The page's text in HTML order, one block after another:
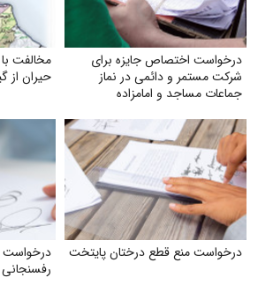
درخواست اختصاص جایزه برای
شرکت مستمر و دائمی در نماز
جماعات مساجد و امامزاده
مخالفت
حیران از
درخواست منع قطع درختان پایتخت
درخواست